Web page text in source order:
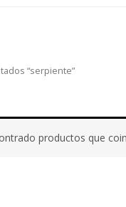
“serpiente”
productos que